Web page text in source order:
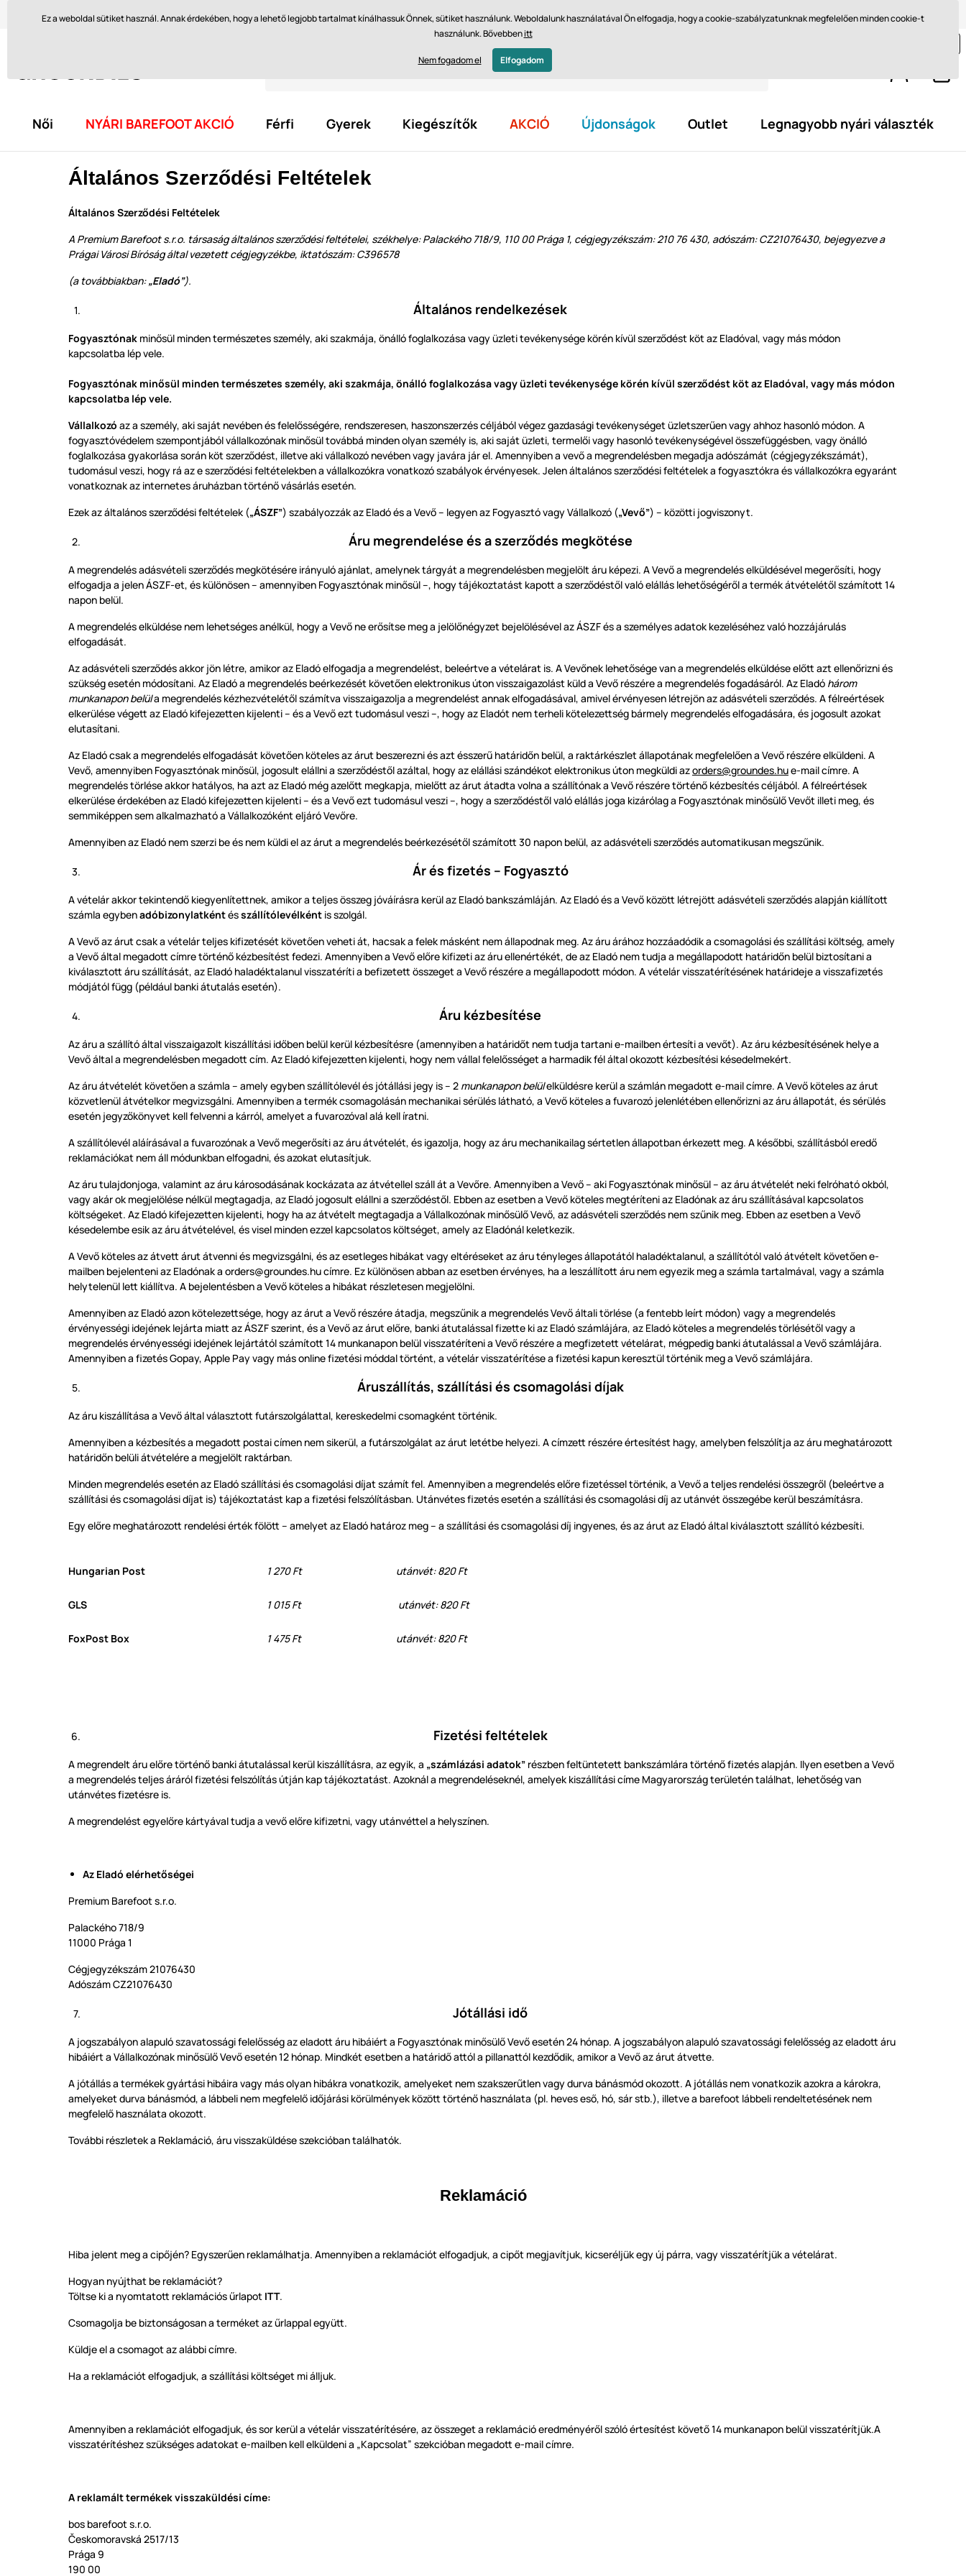
Szívesen segítünk ittorders@groundies.cz Visszaküldés 14 napon belül Gyors szállítás 61 475 Ft-tól INGYEN Méret kiválasztása Miért barefoot? Blog Ft - HU
Női NYÁRI BAREFOOT AKCIÓ Férfi Gyerek Kiegészítők AKCIÓ Újdonságok Outlet Legnagyobb nyári választék
Általános Szerződési Feltételek
Általános Szerződési Feltételek
A Premium Barefoot s.r.o. társaság általános szerződési feltételei, székhelye: Palackého 718/9, 110 00 Prága 1, cégjegyzékszám: 210 76 430, adószám: CZ21076430, bejegyezve a
Prágai Városi Bíróság által vezetett cégjegyzékbe, iktatószám: C396578
(a továbbiakban: „Eladó”).
Általános rendelkezések
Fogyasztónak minősül minden természetes személy, aki szakmája, önálló foglalkozása vagy üzleti tevékenysége körén kívül szerződést köt az Eladóval, vagy más módon
kapcsolatba lép vele.
Fogyasztónak minősül minden természetes személy, aki szakmája, önálló foglalkozása vagy üzleti tevékenysége körén kívül szerződést köt az Eladóval, vagy más módon
kapcsolatba lép vele.
Vállalkozó az a személy, aki saját nevében és felelősségére, rendszeresen, haszonszerzés céljából végez gazdasági tevékenységet üzletszerűen vagy ahhoz hasonló módon. A
fogyasztóvédelem szempontjából vállalkozónak minősül továbbá minden olyan személy is, aki saját üzleti, termelői vagy hasonló tevékenységével összefüggésben, vagy önálló
foglalkozása gyakorlása során köt szerződést, illetve aki vállalkozó nevében vagy javára jár el. Amennyiben a vevő a megrendelésben megadja adószámát (cégjegyzékszámát),
tudomásul veszi, hogy rá az e szerződési feltételekben a vállalkozókra vonatkozó szabályok érvényesek. Jelen általános szerződési feltételek a fogyasztókra és vállalkozókra egyaránt
vonatkoznak az internetes áruházban történő vásárlás esetén.
Ezek az általános szerződési feltételek („ÁSZF”) szabályozzák az Eladó és a Vevő – legyen az Fogyasztó vagy Vállalkozó („Vevő”) – közötti jogviszonyt.
Áru megrendelése és a szerződés megkötése
A megrendelés adásvételi szerződés megkötésére irányuló ajánlat, amelynek tárgyát a megrendelésben megjelölt áru képezi. A Vevő a megrendelés elküldésével megerősíti, hogy
elfogadja a jelen ÁSZF-et, és különösen – amennyiben Fogyasztónak minősül –, hogy tájékoztatást kapott a szerződéstől való elállás lehetőségéről a termék átvételétől számított 14
napon belül.
A megrendelés elküldése nem lehetséges anélkül, hogy a Vevő ne erősítse meg a jelölőnégyzet bejelölésével az ÁSZF és a személyes adatok kezeléséhez való hozzájárulás
elfogadását.
Az adásvételi szerződés akkor jön létre, amikor az Eladó elfogadja a megrendelést, beleértve a vételárat is. A Vevőnek lehetősége van a megrendelés elküldése előtt azt ellenőrizni és
szükség esetén módosítani. Az Eladó a megrendelés beérkezését követően elektronikus úton visszaigazolást küld a Vevő részére a megrendelés fogadásáról. Az Eladó három
munkanapon belüla megrendelés kézhezvételétől számítva visszaigazolja a megrendelést annak elfogadásával, amivel érvényesen létrejön az adásvételi szerződés. A félreértések
elkerülése végett az Eladó kifejezetten kijelenti – és a Vevő ezt tudomásul veszi –, hogy az Eladót nem terheli kötelezettség bármely megrendelés elfogadására, és jogosult azokat
elutasítani.
Az Eladó csak a megrendelés elfogadását követően köteles az árut beszerezni és azt ésszerű határidőn belül, a raktárkészlet állapotának megfelelően a Vevő részére elküldeni. A
Vevő, amennyiben Fogyasztónak minősül, jogosult elállni a szerződéstől azáltal, hogy az elállási szándékot elektronikus úton megküldi azorders@groundes.hue-mail címre. A
megrendelés törlése akkor hatályos, ha azt az Eladó még azelőtt megkapja, mielőtt az árut átadta volna a szállítónak a Vevő részére történő kézbesítés céljából. A félreértések
elkerülése érdekében az Eladó kifejezetten kijelenti – és a Vevő ezt tudomásul veszi –, hogy a szerződéstől való elállás joga kizárólag a Fogyasztónak minősülő Vevőt illeti meg, és
semmiképpen sem alkalmazható a Vállalkozóként eljáró Vevőre.
Amennyiben az Eladó nem szerzi be és nem küldi el az árut a megrendelés beérkezésétől számított 30 napon belül, az adásvételi szerződés automatikusan megszűnik.
Ár és fizetés – Fogyasztó
A vételár akkor tekintendő kiegyenlítettnek, amikor a teljes összeg jóváírásra kerül az Eladó bankszámláján. Az Eladó és a Vevő között létrejött adásvételi szerződés alapján kiállított
számla egybenadóbizonylatkéntésszállítólevélként is szolgál.
A Vevő az árut csak a vételár teljes kifizetését követően veheti át, hacsak a felek másként nem állapodnak meg. Az áru árához hozzáadódik a csomagolási és szállítási költség, amely
a Vevő által megadott címre történő kézbesítést fedezi. Amennyiben a Vevő előre kifizeti az áru ellenértékét, de az Eladó nem tudja a megállapodott határidőn belül biztosítani a
kiválasztott áru szállítását, az Eladó haladéktalanul visszatéríti a befizetett összeget a Vevő részére a megállapodott módon. A vételár visszatérítésének határideje a visszafizetés
módjától függ (például banki átutalás esetén).
Áru kézbesítése
Az áru a szállító által visszaigazolt kiszállítási időben belül kerül kézbesítésre (amennyiben a határidőt nem tudja tartani e-mailben értesíti a vevőt). Az áru kézbesítésének helye a
Vevő által a megrendelésben megadott cím. Az Eladó kifejezetten kijelenti, hogy nem vállal felelősséget a harmadik fél által okozott kézbesítési késedelmekért.
Az áru átvételét követően a számla – amely egyben szállítólevél és jótállási jegy is – 2 munkanapon belülelküldésre kerül a számlán megadott e-mail címre. A Vevő köteles az árut
közvetlenül átvételkor megvizsgálni. Amennyiben a termék csomagolásán mechanikai sérülés látható, a Vevő köteles a fuvarozó jelenlétében ellenőrizni az áru állapotát, és sérülés
esetén jegyzőkönyvet kell felvenni a kárról, amelyet a fuvarozóval alá kell íratni.
A szállítólevél aláírásával a fuvarozónak a Vevő megerősíti az áru átvételét, és igazolja, hogy az áru mechanikailag sértetlen állapotban érkezett meg. A későbbi, szállításból eredő
reklamációkat nem áll módunkban elfogadni, és azokat elutasítjuk.
Az áru tulajdonjoga, valamint az áru károsodásának kockázata az átvétellel száll át a Vevőre. Amennyiben a Vevő – aki Fogyasztónak minősül – az áru átvételét neki felróható okból,
vagy akár ok megjelölése nélkül megtagadja, az Eladó jogosult elállni a szerződéstől. Ebben az esetben a Vevő köteles megtéríteni az Eladónak az áru szállításával kapcsolatos
költségeket. Az Eladó kifejezetten kijelenti, hogy ha az átvételt megtagadja a Vállalkozónak minősülő Vevő, az adásvételi szerződés nem szűnik meg. Ebben az esetben a Vevő
késedelembe esik az áru átvételével, és visel minden ezzel kapcsolatos költséget, amely az Eladónál keletkezik.
A Vevő köteles az átvett árut átvenni és megvizsgálni, és az esetleges hibákat vagy eltéréseket az áru tényleges állapotától haladéktalanul, a szállítótól való átvételt követően e-
mailben bejelenteni az Eladónak a orders@groundes.hucímre. Ez különösen abban az esetben érvényes, ha a leszállított áru nem egyezik meg a számla tartalmával, vagy a számla
helytelenül lett kiállítva. A bejelentésben a Vevő köteles a hibákat részletesen megjelölni.
Amennyiben az Eladó azon kötelezettsége, hogy az árut a Vevő részére átadja, megszűnik a megrendelés Vevő általi törlése (a fentebb leírt módon) vagy a megrendelés
érvényességi idejének lejárta miatt az ÁSZF szerint, és a Vevő az árut előre, banki átutalással fizette ki az Eladó számlájára, az Eladó köteles a megrendelés törlésétől vagy a
megrendelés érvényességi idejének lejártától számított 14 munkanapon belül visszatéríteni a Vevő részére a megfizetett vételárat, mégpedig banki átutalással a Vevő számlájára.
Amennyiben a fizetés Gopay, Apple Pay vagy más online fizetési móddal történt, a vételár visszatérítése a fizetési kapun keresztül történik meg a Vevő számlájára.
Áruszállítás, szállítási és csomagolási díjak
Az áru kiszállítása a Vevő által választott futárszolgálattal, kereskedelmi csomagként történik.
Amennyiben a kézbesítés a megadott postai címen nem sikerül, a futárszolgálat az árut letétbe helyezi. A címzett részére értesítést hagy, amelyben felszólítja az áru meghatározott
határidőn belüli átvételére a megjelölt raktárban.
Minden megrendelés esetén az Eladó szállítási és csomagolási díjat számít fel. Amennyiben a megrendelés előre fizetéssel történik, a Vevő a teljes rendelési összegről (beleértve a
szállítási és csomagolási díjat is) tájékoztatást kap a fizetési felszólításban. Utánvétes fizetés esetén a szállítási és csomagolási díj az utánvét összegébe kerül beszámításra.
Egy előre meghatározott rendelési érték fölött – amelyet az Eladó határoz meg – a szállítási és csomagolási díj ingyenes, és az árut az Eladó által kiválasztott szállító kézbesíti.
Hungarian Post 1 270 Ft utánvét: 820 Ft
GLS 1 015 Ft utánvét: 820 Ft
FoxPost Box 1 475 Ft utánvét: 820 Ft
Fizetési feltételek
A megrendelt áru előre történő banki átutalással kerül kiszállításra, az egyik, a „számlázási adatok” részben feltüntetett bankszámlára történő fizetés alapján. Ilyen esetben a Vevő
a megrendelés teljes áráról fizetési felszólítás útján kap tájékoztatást. Azoknál a megrendeléseknél, amelyek kiszállítási címe Magyarország területén találhat, lehetőség van
utánvétes fizetésre is.
A megrendelést egyelőre kártyával tudja a vevő előre kifizetni, vagy utánvéttel a helyszínen.
Az Eladó elérhetőségei
Premium Barefoot s.r.o.
Palackého 718/9
11000 Prága 1
Cégjegyzékszám 21076430
Adószám CZ21076430
Jótállási idő
A jogszabályon alapuló szavatossági felelősség az eladott áru hibáiért a Fogyasztónak minősülő Vevő esetén 24 hónap. A jogszabályon alapuló szavatossági felelősség az eladott áru
hibáiért a Vállalkozónak minősülő Vevő esetén 12 hónap. Mindkét esetben a határidő attól a pillanattól kezdődik, amikor a Vevő az árut átvette.
A jótállás a termékek gyártási hibáira vagy más olyan hibákra vonatkozik, amelyeket nem szakszerűtlen vagy durva bánásmód okozott. A jótállás nem vonatkozik azokra a károkra,
amelyeket durva bánásmód, a lábbeli nem megfelelő időjárási körülmények között történő használata (pl. heves eső, hó, sár stb.), illetve a barefoot lábbeli rendeltetésének nem
megfelelő használata okozott.
További részletek a Reklamáció, áru visszaküldése szekcióban találhatók.
Reklamáció
Hiba jelent meg a cipőjén? Egyszerűen reklamálhatja. Amennyiben a reklamációt elfogadjuk, a cipőt megjavítjuk, kicseréljük egy új párra, vagy visszatérítjük a vételárat.
Hogyan nyújthat be reklamációt?
Töltse ki a nyomtatott reklamációs űrlapot ITT.
Csomagolja be biztonságosan a terméket az űrlappal együtt.
Küldje el a csomagot az alábbi címre.
Ha a reklamációt elfogadjuk, a szállítási költséget mi álljuk.
Amennyiben a reklamációt elfogadjuk, és sor kerül a vételár visszatérítésére, az összeget a reklamáció eredményéről szóló értesítést követő 14 munkanapon belül visszatérítjük.A
visszatérítéshez szükséges adatokat e-mailben kell elküldeni a „Kapcsolat” szekcióban megadott e-mail címre.
A reklamált termékek visszaküldési címe:
bos barefoot s.r.o.
Českomoravská 2517/13
Prága 9
190 00
Ez a weboldal sütiket használ. Annak érdekében, hogy a lehető legjobb tartalmat kínálhassuk Önnek, sütiket használunk. Weboldalunk használatával Ön elfogadja, hogy a cookie-szabályzatunknak megfelelően minden cookie-t
használunk. Bővebbenitt
Nem fogadom el Elfogadom